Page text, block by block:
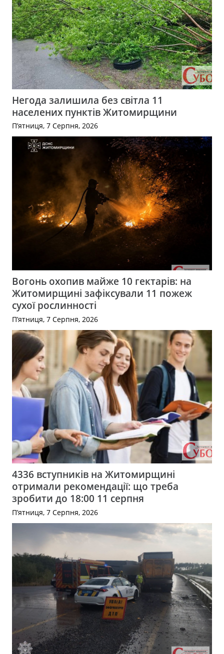
Негода залишила без світла 11
населених пунктів Житомирщини
П’ятниця, 7 Серпня, 2026
Вогонь охопив майже 10 гектарів: на
Житомирщині зафіксували 11 пожеж
сухої рослинності
П’ятниця, 7 Серпня, 2026
4336 вступників на Житомирщині
отримали рекомендації: що треба
зробити до 18:00 11 серпня
П’ятниця, 7 Серпня, 2026